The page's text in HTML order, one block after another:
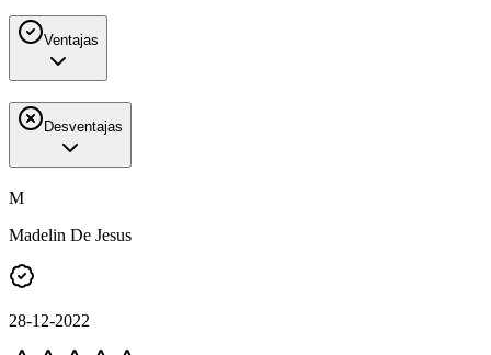
Ventajas
Desventajas
M
Madelin De Jesus
28-12-2022